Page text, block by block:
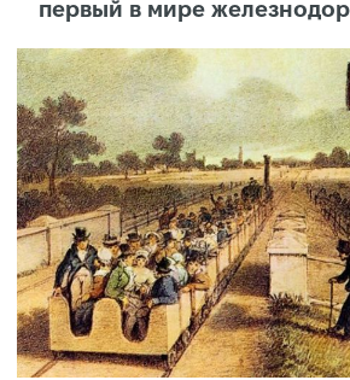
первый в мире